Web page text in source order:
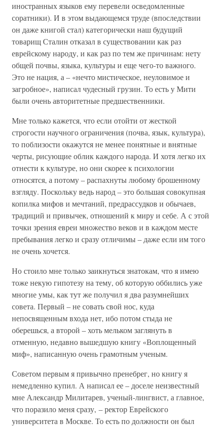
иностранных языков ему перевели осведомленные
соратники). И в этом выдающемся труде (впоследствии
он даже книгой стал) категорически наш будущий
товарищ Сталин отказал в существовании как раз
еврейскому народу, и как раз по тем же причинам: нету
общей почвы, языка, культуры и еще чего-то важного.
Это не нация, а – «нечто мистическое, неуловимое и
загробное», написал чудесный грузин. То есть у Мити
были очень авторитетные предшественники.
Мне только кажется, что если отойти от жесткой
строгости научного ограничения (почва, язык, культура),
то поблизости окажутся не менее понятные и внятные
черты, рисующие облик каждого народа. И хотя легко их
отнести к культуре, но они скорее к психологии
относятся, а потому – распахнуты любому брошенному
взгляду. Поскольку ведь народ – это большая совокупная
копилка мифов и мечтаний, предрассудков и обычаев,
традиций и привычек, отношений к миру и себе. А с этой
точки зрения евреи множество веков и в каждом месте
пребывания легко и сразу отличимы – даже если им того
не очень хочется.
Но стоило мне только заикнуться знатокам, что я имею
тоже некую гипотезу на тему, об которую оббились уже
многие умы, как тут же получил я два разумнейших
совета. Первый – не совать свой нос, куда
непосвященным входа нет, ибо потом стыда не
оберешься, а второй – хоть мельком заглянуть в
отменную, недавно вышедшую книгу «Воплощенный
миф», написанную очень грамотным ученым.
Советом первым я привычно пренебрег, но книгу я
немедленно купил. А написал ее – доселе неизвестный
мне Александр Милитарев, ученый-лингвист, а главное,
что поразило меня сразу, – ректор Еврейского
университета в Москве. То есть по должности он был